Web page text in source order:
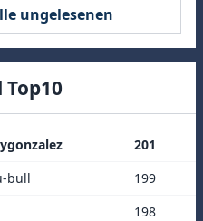
ungelesenen
Top10
201
bull
199
198